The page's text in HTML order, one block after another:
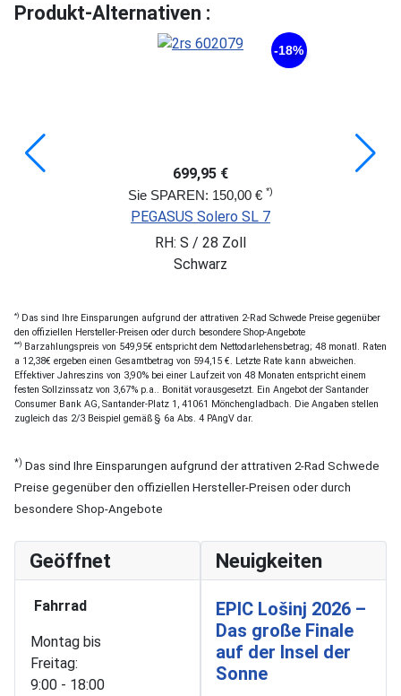
Produkt-Alternativen :
-18%
699,95 €
Sie SPAREN: 150,00 €*)
PEGASUS Solero SL 7
RH: S / 28 Zoll
Schwarz
*) Das sind Ihre Einsparungen aufgrund der attrativen 2-Rad Schwede Preise gegenüber
den offiziellen Hersteller-Preisen oder durch besondere Shop-Angebote
**) Barzahlungspreis von 549,95€ entspricht dem Nettodarlehensbetrag; 48 monatl. Raten
a 12,38€ ergeben einen Gesamtbetrag von 594,15 €. Letzte Rate kann abweichen.
Effektiver Jahreszins von 3,90% bei einer Laufzeit von 48 Monaten entspricht einem
festen Sollzinssatz von 3,67% p.a.. Bonität vorausgesetzt. Ein Angebot der Santander
Consumer Bank AG, Santander-Platz 1, 41061 Mönchengladbach. Die Angaben stellen
zugleich das 2/3 Beispiel gemäß § 6a Abs. 4 PAngV dar.
*) Das sind Ihre Einsparungen aufgrund der attrativen 2-Rad Schwede
Preise gegenüber den offiziellen Hersteller-Preisen oder durch
besondere Shop-Angebote
Geöffnet
Fahrrad
Montag bis
Freitag:
9:00 - 18:00
Neuigkeiten
EPIC Lošinj 2026 –
Das große Finale
auf der Insel der
Sonne